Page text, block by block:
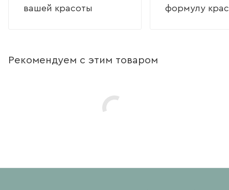
вашей красоты
формулу
Рекомендуем с этим товаром